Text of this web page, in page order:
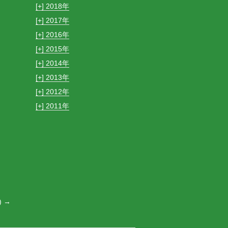
→
[+] 2018
[+] 2017
[+] 2016
[+] 2015
[+] 2014
[+] 2013
[+] 2012
[+] 2011